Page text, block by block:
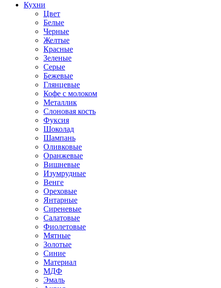
Кухни
Цвет
Белые
Черные
Желтые
Красные
Зеленые
Серые
Бежевые
Глянцевые
Кофе с молоком
Металлик
Слоновая кость
Фуксия
Шоколад
Шампань
Оливковые
Оранжевые
Вишневые
Изумрудные
Венге
Ореховые
Янтарные
Сиреневые
Салатовые
Фиолетовые
Мятные
Золотые
Синие
Материал
МДФ
Эмаль